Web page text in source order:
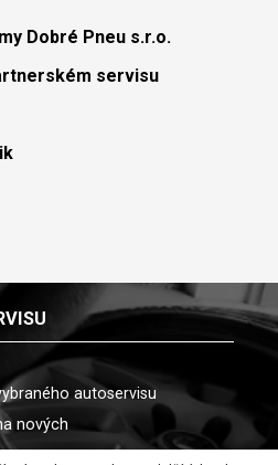
Dobré Pneu s.r.o.
servisu
autoservisu
nových